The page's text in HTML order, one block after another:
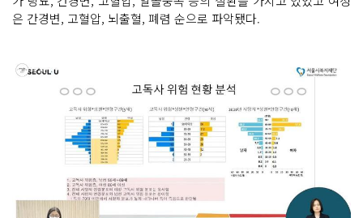
은 간경변, 고혈압, 뇌출혈, 폐렴 순으로 파악됐다.